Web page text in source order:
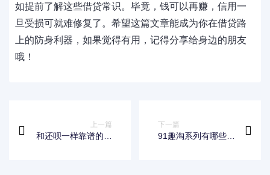
如提前了解这些借贷常识。毕竟，钱可以再赚，信用一
旦受损可就难修复了。希望这篇文章能成为你在借贷路
上的防身利器，如果觉得有用，记得分享给身边的朋友
哦！
上一篇
和还呗一样靠谱的贷
下一篇
91趣淘系列有哪些口